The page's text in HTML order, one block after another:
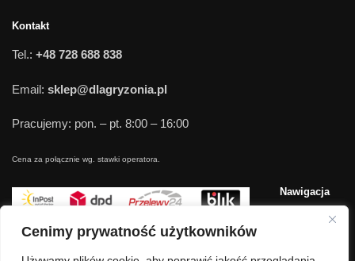
Cenimy prywatność użytkowników
Kontakt
Tel.: +48 728 688 838
Email: sklep@dlagryzonia.pl
Pracujemy: pon. – pt. 8:00 – 16:00
Cena za połącznie wg. stawki operatora.
Nawigacja